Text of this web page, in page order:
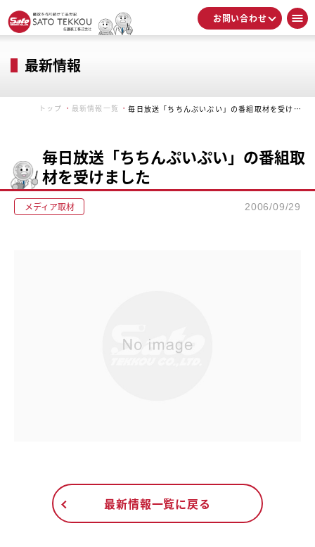
お問い合わせ
最新情報
トップ 最新情報一覧 毎日放送「ちちんぷいぷい」の番組取材を受けました
毎日放送「ちちんぷいぷい」の番組取
材を受けました
メディア取材 2006/09/29
最新情報一覧に戻る